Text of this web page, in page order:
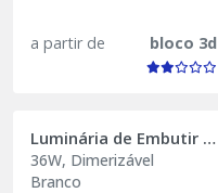
a partir de bloco 3d
Luminária de Embutir Super-Recuada S.Deep
36W, Dimerizável
Branco